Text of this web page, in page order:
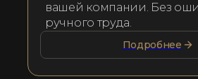
вашей компании. Без
ручного труда.
Подробнее